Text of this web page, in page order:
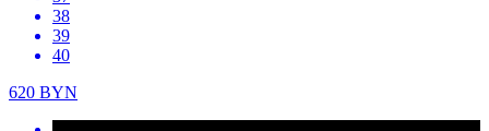
38
39
40
620 BYN